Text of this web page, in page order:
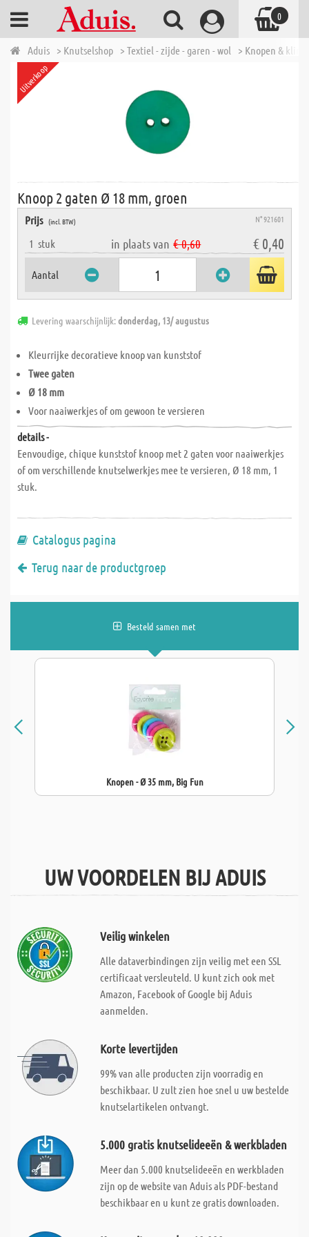
Aduis > Knutselshop > Textiel - zijde - garen - wol > Knopen &
Uitverkoop
Knoop 2 gaten Ø 18 mm, groen
Prijs (incl. BTW) N° 921601
1 stuk in plaats van € 0,60 € 0,40
Aantal
Levering waarschijnlijk:donderdag, 13/ augustus
Kleurrijke decoratieve knoop van kunststof
Twee gaten
Ø 18 mm
Voor naaiwerkjes of om gewoon te versieren
details -
Eenvoudige, chique kunststof knoop met 2 gaten voor naaiwerkjes
of om verschillende knutselwerkjes mee te versieren, Ø 18 mm, 1
stuk.
Catalogus pagina
Terug naar de productgroep
Besteld samen met
Knopen - Ø 35 mm, Big Fun
UW VOORDELEN BIJ ADUIS
Veilig winkelen
Alle dataverbindingen zijn veilig met een SSL
certificaat versleuteld. U kunt zich ook met
Amazon, Facebook of Google bij Aduis
aanmelden.
Korte levertijden
99% van alle producten zijn voorradig en
beschikbaar. U zult zien hoe snel u uw bestelde
knutselartikelen ontvangt.
5.000 gratis knutselideeën & werkbladen
Meer dan 5.000 knutselideeën en werkbladen
zijn op de website van Aduis als PDF-bestand
beschikbaar en u kunt ze gratis downloaden.
0